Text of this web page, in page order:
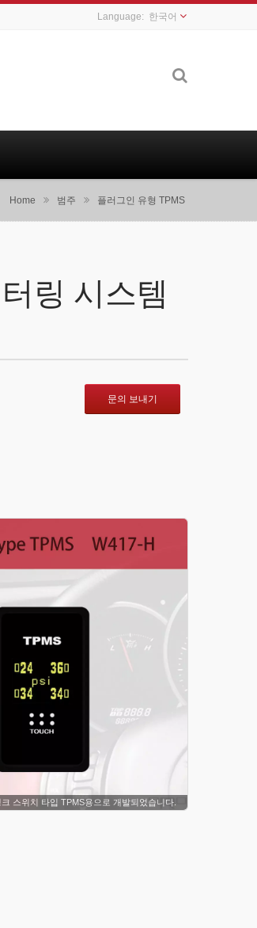
한국어
Home 범주 플러그인 유형 TPMS
링 시스템
문의 보내기
스위치 타입 TPMS용으로 개발되었습니다.